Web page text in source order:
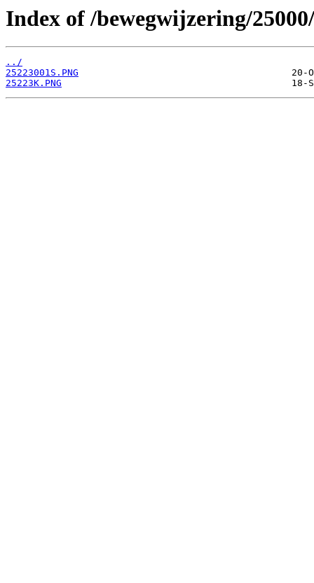
Index of /bewegwijzering/
../
25223001S.PNG
25223K.PNG